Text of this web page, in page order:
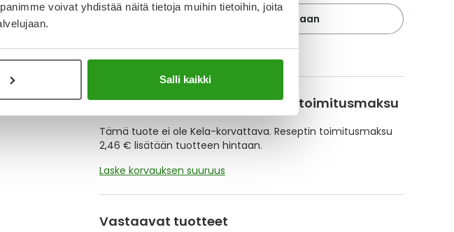
voivat yhdistää näitä tietoja muihin tietoihin, joita
Salli kaikki
Lisää tuote muistuttajaan
Lue lisää muistuttajasta
Kela-korvattavuus ja reseptin toimitusmaksu
Tämä tuote ei ole Kela-korvattava. Reseptin toimitusmaksu
2,46 € lisätään tuotteen hintaan.
Laske korvauksen suuruus
Vastaavat tuotteet